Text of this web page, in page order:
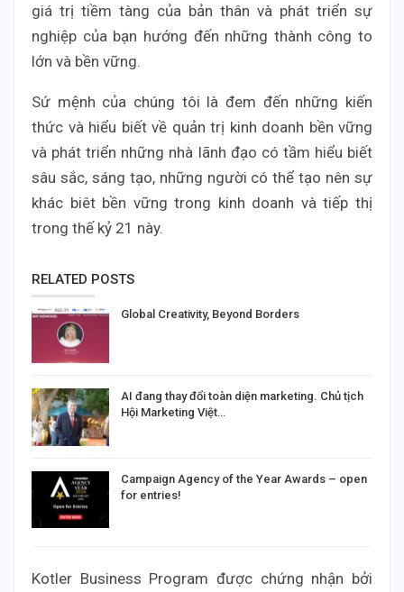
giá trị tiềm tàng của bản thân và phát triển sự
nghiệp của bạn hướng đến những thành công to
lớn và bền vững.
Sứ mệnh của chúng tôi là đem đến những kiến
thức và hiểu biết về quản trị kinh doanh bền vững
và phát triển những nhà lãnh đạo có tầm hiểu biết
sâu sắc, sáng tạo, những người có thể tạo nên sự
khác biêt bền vững trong kinh doanh và tiếp thị
trong thế kỷ 21 này.
RELATED POSTS
Global Creativity, Beyond Borders
AI đang thay đổi toàn diện marketing. Chủ tịch
Hội Marketing Việt…
Campaign Agency of the Year Awards – open
for entries!
Kotler Business Program được chứng nhận bởi